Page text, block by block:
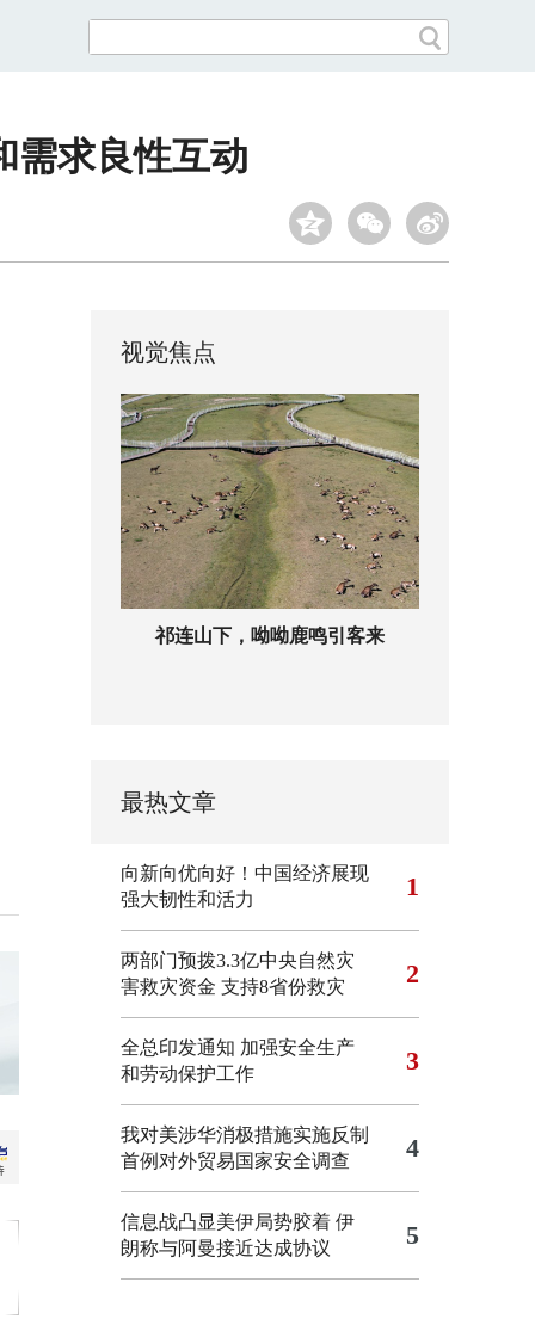
需求良性互动
视觉焦点
祁连山下，呦呦鹿鸣引客来
最热文章
向新向优向好！中国经济展现
强大韧性和活力
1
两部门预拨3.3亿中央自然灾
害救灾资金 支持8省份救灾
2
全总印发通知 加强安全生产
和劳动保护工作
3
我对美涉华消极措施实施反制
首例对外贸易国家安全调查
4
信息战凸显美伊局势胶着 伊
朗称与阿曼接近达成协议
5